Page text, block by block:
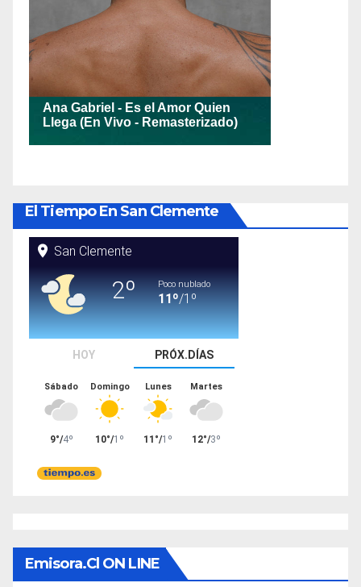
El Tiempo En San Clemente
Emisora.cl ON LINE